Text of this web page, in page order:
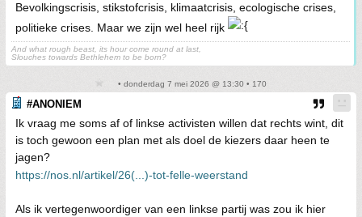
Bevolkingscrisis, stikstofcrisis, klimaatcrisis, ecologische crises,
politieke crises. Maar we zijn wel heel rijk
And what rough beast, its hour come round at last,
Slouches towards Bethlehem to be born?
• donderdag 7 mei 2026 @ 13:30 • 170
#ANONIEM
Ik vraag me soms af of linkse activisten willen dat rechts wint, dit
is toch gewoon een plan met als doel de kiezers daar heen te
jagen?
https://nos.nl/artikel/26(...)-tot-felle-weerstand
Als ik vertegenwoordiger van een linkse partij was zou ik hier